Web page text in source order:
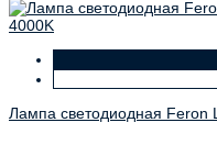
Лампа светодиодная